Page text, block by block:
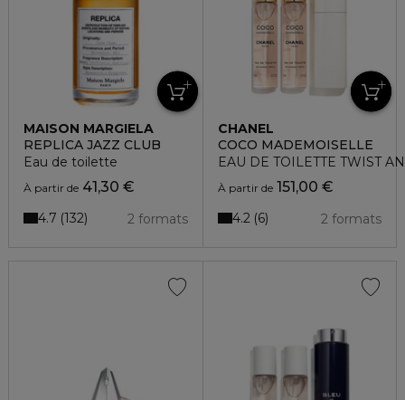
MAISON MARGIELA
REPLICA JAZZ CLUB
Eau de toilette
À partir de 41,30 €
2 formats
4.7 132
CHANEL
COCO MADEMOISELLE
EAU DE TOILETTE TWIST
À partir de151,00 €
2 formats
4.2 6